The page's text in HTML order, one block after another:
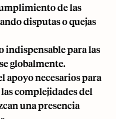
de las
disputas o quejas
indispensable para las
globalmente.
apoyo necesarios para
complejidades del
una presencia